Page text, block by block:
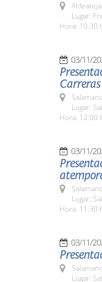
Lugar:
Hora: 10:30
03/11/
Carreras
Lugar:
Hora: 12:00
03/11/
Lugar:
Hora: 11:30
03/11/
Lugar: